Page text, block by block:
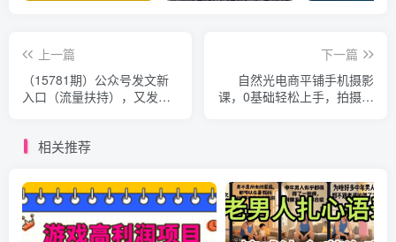
上一篇
（15781期）公众号发文新
入口（流量扶持），又发现
下一篇
自然光电商平铺手机摄影
课，0基础轻松上手，拍摄修
相关推荐